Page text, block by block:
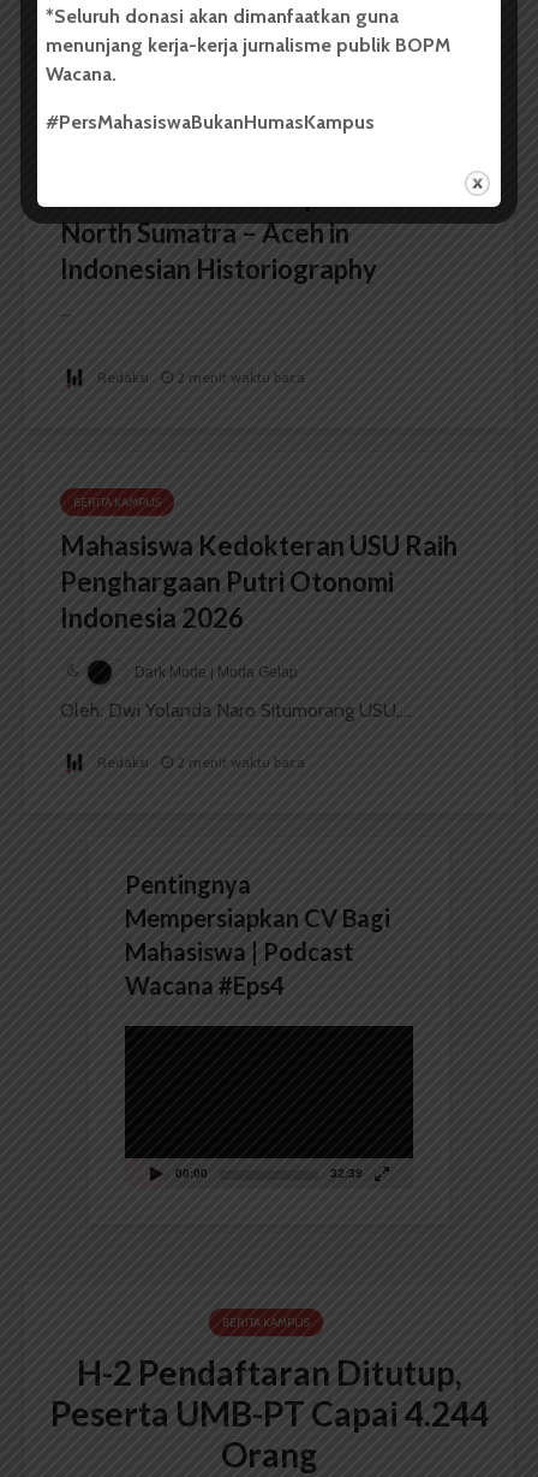
BERITA KAMPUS
North Sumatra – Aceh in
Indonesian Historiography
...
Redaksi 2 menit waktu baca
BERITA KAMPUS
Mahasiswa Kedokteran USU Raih
Penghargaan Putri Otonomi
Indonesia 2026
Dark Mode | Moda Gelap
Oleh: Dwi Yolanda Naro Situmorang USU,...
Redaksi 2 menit waktu baca
Pentingnya
Mempersiapkan CV Bagi
Mahasiswa | Podcast
Wacana #Eps4
00:00 32:39
BERITA KAMPUS
H-2 Pendaftaran Ditutup,
Peserta UMB-PT Capai 4.244
Orang
*Seluruh donasi akan dimanfaatkan guna
menunjang kerja-kerja jurnalisme publik BOPM
Wacana.
#PersMahasiswaBukanHumasKampus